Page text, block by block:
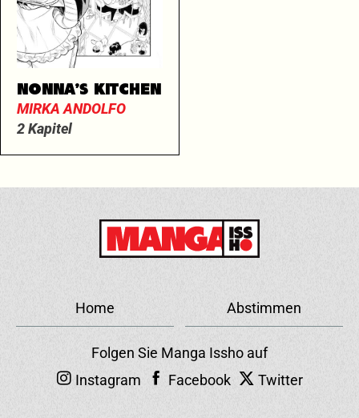
NONNA’S KITCHEN
MIRKA ANDOLFO
2 Kapitel
Home Abstimmen
Folgen Sie Manga Issho auf
Instagram
Facebook Twitter